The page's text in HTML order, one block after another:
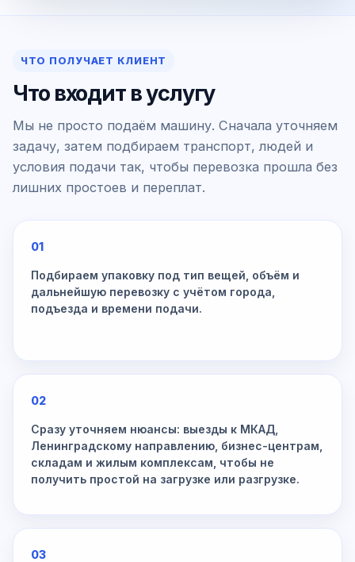
ЧТО ПОЛУЧАЕТ КЛИЕНТ
Что входит в услугу
Мы не просто подаём машину. Сначала уточняем
задачу, затем подбираем транспорт, людей и
условия подачи так, чтобы перевозка прошла без
лишних простоев и переплат.
01
Подбираем упаковку под тип вещей, объём и
дальнейшую перевозку с учётом города,
подъезда и времени подачи.
02
Сразу уточняем нюансы: выезды к МКАД,
Ленинградскому направлению, бизнес-центрам,
складам и жилым комплексам, чтобы не
получить простой на загрузке или разгрузке.
03